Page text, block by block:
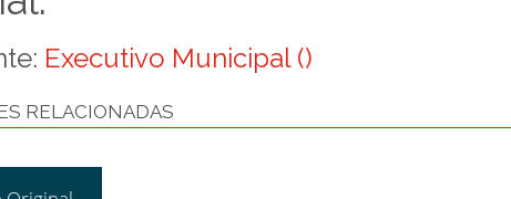
Executivo Municipal ()
RELACIONADAS